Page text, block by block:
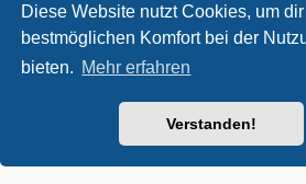
Diese Website nutzt Cookies, um
bestmöglichen Komfort bei der
bieten. Mehr erfahren
Verstanden!
metrolike style by Eric Seguin Updated for
Powered byphpBB ® Forum Software
Deutsche Übersetzung durch